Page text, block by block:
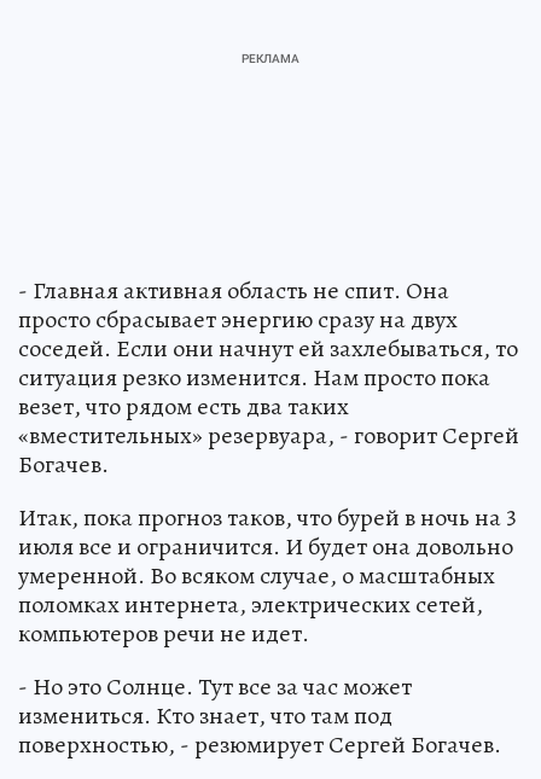
- Главная активная область не спит. Она
просто сбрасывает энергию сразу на двух
соседей. Если они начнут ей захлебываться, то
ситуация резко изменится. Нам просто пока
везет, что рядом есть два таких
«вместительных» резервуара, - говорит Сергей
Богачев.
Итак, пока прогноз таков, что бурей в ночь на 3
июля все и ограничится. И будет она довольно
умеренной. Во всяком случае, о масштабных
поломках интернета, электрических сетей,
компьютеров речи не идет.
- Но это Солнце. Тут все за час может
измениться. Кто знает, что там под
поверхностью, - резюмирует Сергей Богачев.